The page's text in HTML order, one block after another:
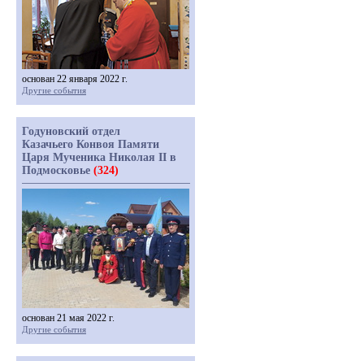
основан 22 января 2022 г.
Другие события
Годуновский отдел
Казачьего Конвоя Памяти
Царя Мученика Николая II в
Подмосковье (324)
основан 21 мая 2022 г.
Другие события